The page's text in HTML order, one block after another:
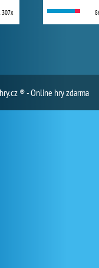
307x
® - Online hry zdarma